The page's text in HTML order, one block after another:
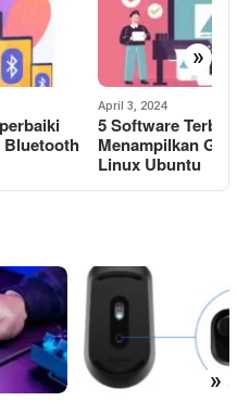
»
5 Software Terbaik Untuk
Menampilkan Gambar di
Linux Ubuntu
»